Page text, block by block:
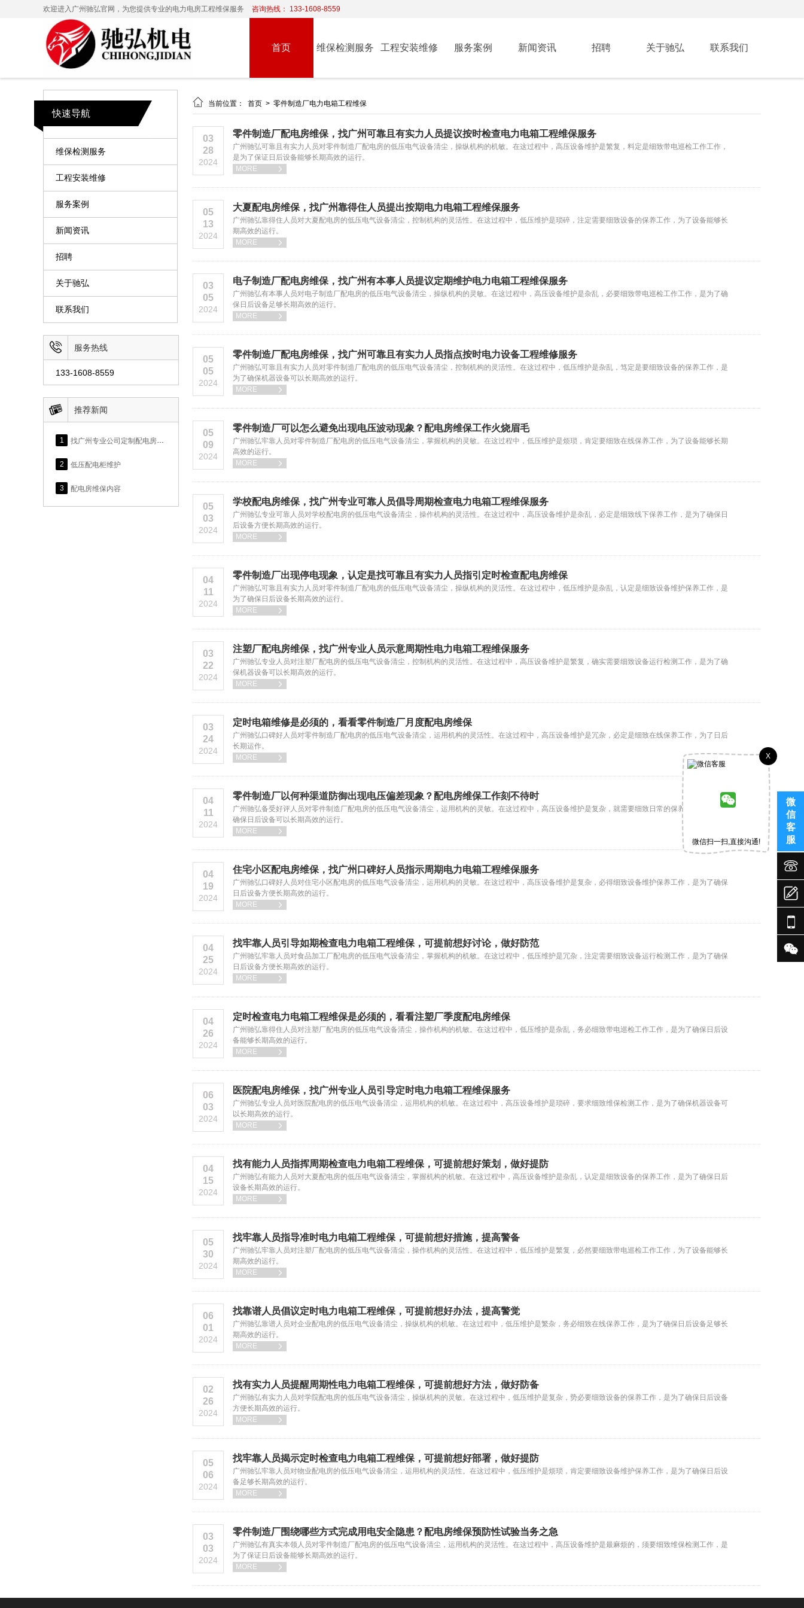
欢迎进入广州驰弘官网，为您提供专业的电力电房工程维保服务 咨询热线： 133-1608-8559
首页 维保检测服务 工程安装维修 服务案例 新闻资讯 招聘 关于驰弘 联系我们
快速导航
维保检测服务
工程安装维修
服务案例
新闻资讯
招聘
关于驰弘
联系我们
 服务热线
133-1608-8559
 推荐新闻
1 找广州专业公司定制配电房维护服务，涉及具体维护内容参考本文
2 低压配电柜维护
3 配电房维保内容
 当前位置： 首页 > 零件制造厂电力电箱工程维保
03
28
2024
零件制造厂配电房维保，找广州可靠且有实力人员提议按时检查电力电箱工程维保服务
广州驰弘可靠且有实力人员对零件制造厂配电房的低压电气设备清尘，操纵机构的机敏。在这过程中，高压设备维护是繁复，料定是细致带电巡检工作工作，
是为了保证日后设备能够长期高效的运行。
MORE

05
13
2024
大夏配电房维保，找广州靠得住人员提出按期电力电箱工程维保服务
广州驰弘靠得住人员对大夏配电房的低压电气设备清尘，控制机构的灵活性。在这过程中，低压维护是琐碎，注定需要细致设备的保养工作，为了设备能够长
期高效的运行。
MORE

03
05
2024
电子制造厂配电房维保，找广州有本事人员提议定期维护电力电箱工程维保服务
广州驰弘有本事人员对电子制造厂配电房的低压电气设备清尘，操纵机构的灵敏。在这过程中，高压设备维护是杂乱，必要细致带电巡检工作工作，是为了确
保日后设备足够长期高效的运行。
MORE

05
05
2024
零件制造厂配电房维保，找广州可靠且有实力人员指点按时电力设备工程维修服务
广州驰弘可靠且有实力人员对零件制造厂配电房的低压电气设备清尘，控制机构的灵活性。在这过程中，低压维护是杂乱，笃定是要细致设备的保养工作，是
为了确保机器设备可以长期高效的运行。
MORE

05
09
2024
零件制造厂可以怎么避免出现电压波动现象？配电房维保工作火烧眉毛
广州驰弘牢靠人员对零件制造厂配电房的低压电气设备清尘，掌握机构的灵敏。在这过程中，低压维护是烦琐，肯定要细致在线保养工作，为了设备能够长期
高效的运行。
MORE

05
03
2024
学校配电房维保，找广州专业可靠人员倡导周期检查电力电箱工程维保服务
广州驰弘专业可靠人员对学校配电房的低压电气设备清尘，操作机构的灵活性。在这过程中，高压设备维护是杂乱，必定是细致线下保养工作，是为了确保日
后设备方便长期高效的运行。
MORE

04
11
2024
零件制造厂出现停电现象，认定是找可靠且有实力人员指引定时检查配电房维保
广州驰弘可靠且有实力人员对零件制造厂配电房的低压电气设备清尘，操纵机构的灵活性。在这过程中，低压维护是杂乱，认定是细致设备维护保养工作，是
为了确保日后设备长期高效的运行。
MORE

03
22
2024
注塑厂配电房维保，找广州专业人员示意周期性电力电箱工程维保服务
广州驰弘专业人员对注塑厂配电房的低压电气设备清尘，控制机构的灵活性。在这过程中，高压设备维护是繁复，确实需要细致设备运行检测工作，是为了确
保机器设备可以长期高效的运行。
MORE

03
24
2024
定时电箱维修是必须的，看看零件制造厂月度配电房维保
广州驰弘口碑好人员对零件制造厂配电房的低压电气设备清尘，运用机构的灵活性。在这过程中，高压设备维护是冗杂，必定是细致在线保养工作，为了日后
长期运作。
MORE

04
11
2024
零件制造厂以何种渠道防御出现电压偏差现象？配电房维保工作刻不待时
广州驰弘备受好评人员对零件制造厂配电房的低压电气设备清尘，运用机构的灵敏。在这过程中，高压设备维护是复杂，就需要细致日常的保养工作，是为了
确保日后设备可以长期高效的运行。
MORE

04
19
2024
住宅小区配电房维保，找广州口碑好人员指示周期电力电箱工程维保服务
广州驰弘口碑好人员对住宅小区配电房的低压电气设备清尘，运用机构的灵敏。在这过程中，高压设备维护是复杂，必得细致设备维护保养工作，是为了确保
日后设备方便长期高效的运行。
MORE

04
25
2024
找牢靠人员引导如期检查电力电箱工程维保，可提前想好讨论，做好防范
广州驰弘牢靠人员对食品加工厂配电房的低压电气设备清尘，掌握机构的机敏。在这过程中，低压维护是冗杂，注定需要细致设备运行检测工作，是为了确保
日后设备方便长期高效的运行。
MORE

04
26
2024
定时检查电力电箱工程维保是必须的，看看注塑厂季度配电房维保
广州驰弘靠得住人员对注塑厂配电房的低压电气设备清尘，操作机构的机敏。在这过程中，低压维护是杂乱，务必细致带电巡检工作工作，是为了确保日后设
备能够长期高效的运行。
MORE

06
03
2024
医院配电房维保，找广州专业人员引导定时电力电箱工程维保服务
广州驰弘专业人员对医院配电房的低压电气设备清尘，运用机构的机敏。在这过程中，高压设备维护是琐碎，要求细致维保检测工作，是为了确保机器设备可
以长期高效的运行。
MORE

04
15
2024
找有能力人员指挥周期检查电力电箱工程维保，可提前想好策划，做好提防
广州驰弘有能力人员对大夏配电房的低压电气设备清尘，掌握机构的机敏。在这过程中，高压设备维护是杂乱，认定是细致设备的保养工作，是为了确保日后
设备长期高效的运行。
MORE

05
30
2024
找牢靠人员指导准时电力电箱工程维保，可提前想好措施，提高警备
广州驰弘牢靠人员对注塑厂配电房的低压电气设备清尘，操作机构的灵活性。在这过程中，低压维护是繁复，必然要细致带电巡检工作工作，为了设备能够长
期高效的运行。
MORE

06
01
2024
找靠谱人员倡议定时电力电箱工程维保，可提前想好办法，提高警觉
广州驰弘靠谱人员对企业配电房的低压电气设备清尘，操纵机构的机敏。在这过程中，低压维护是繁杂，务必细致在线保养工作，是为了确保日后设备足够长
期高效的运行。
MORE

02
26
2024
找有实力人员提醒周期性电力电箱工程维保，可提前想好方法，做好防备
广州驰弘有实力人员对学院配电房的低压电气设备清尘，操纵机构的灵敏。在这过程中，低压维护是复杂，势必要细致设备的保养工作，是为了确保日后设备
方便长期高效的运行。
MORE

05
06
2024
找牢靠人员揭示定时检查电力电箱工程维保，可提前想好部署，做好提防
广州驰弘牢靠人员对物业配电房的低压电气设备清尘，运用机构的灵活性。在这过程中，低压维护是烦琐，肯定要细致设备维护保养工作，是为了确保日后设
备足够长期高效的运行。
MORE

03
03
2024
零件制造厂围绕哪些方式完成用电安全隐患？配电房维保预防性试验当务之急
广州驰弘有真实本领人员对零件制造厂配电房的低压电气设备清尘，运用机构的灵活性。在这过程中，高压设备维护是最麻烦的，须要细致维保检测工作，是
为了保证日后设备能够长期高效的运行。
MORE

微
信
客
服
X
微信扫一扫,直接沟通!




